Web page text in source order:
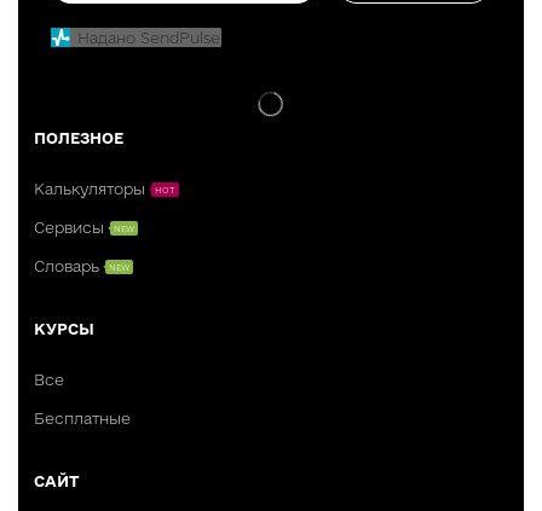
САЙТ
КУРСЫ
Все
Бесплатные
ПОЛЕЗНОЕ
Калькуляторы HOT
Сервисы NEW
Словарь NEW
Надано SendPulse